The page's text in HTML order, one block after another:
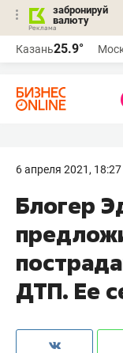
забронируй
валюту
Казань25.9°
6 апреля 2021, 18:27
Блогер
ДТП. Ее